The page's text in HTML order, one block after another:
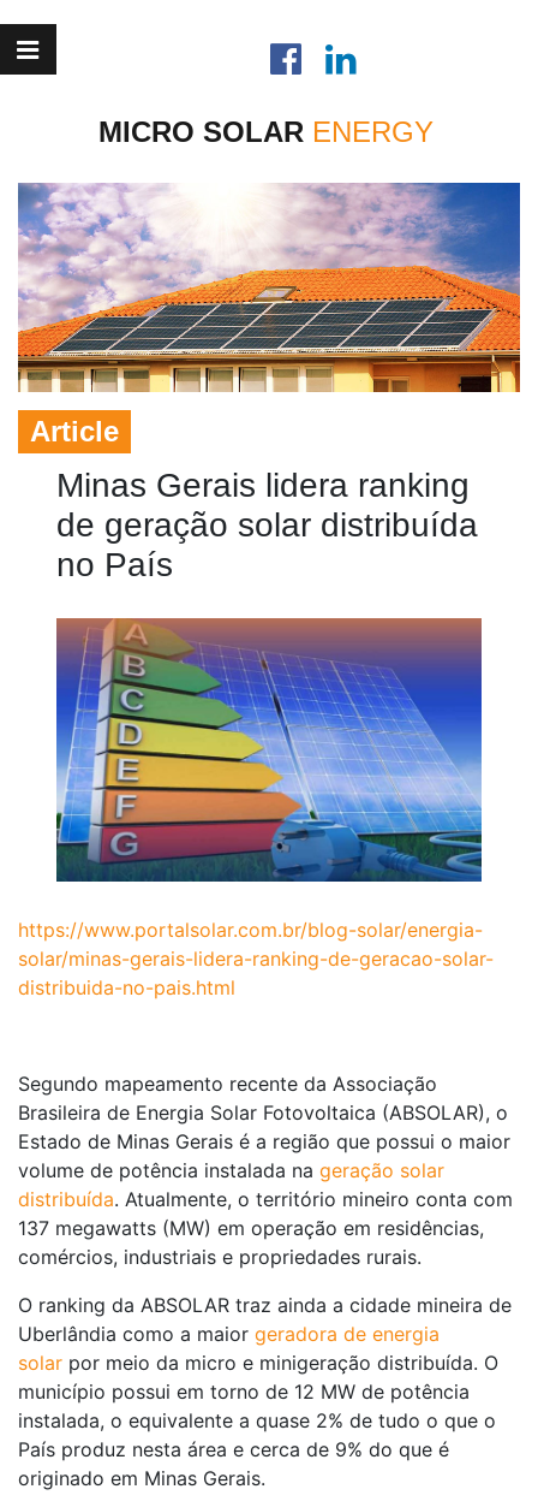
MICRO SOLAR
Article
Minas Gerais lidera ranking
de geração solar distribuída
no País
https://www.portalsolar.com.br/blog-solar/energia-
solar/minas-gerais-lidera-ranking-de-geracao-solar-
distribuida-no-pais.html
Segundo mapeamento recente da Associação
Brasileira de Energia Solar Fotovoltaica (ABSOLAR), o
Estado de Minas Gerais é a região que possui o maior
volume de potência instalada na geração solar
distribuída. Atualmente, o território mineiro conta com
137 megawatts (MW) em operação em residências,
comércios, industriais e propriedades rurais.
O ranking da ABSOLAR traz ainda a cidade mineira de
Uberlândia como a maior geradora de energia
solar por meio da micro e minigeração distribuída. O
município possui em torno de 12 MW de potência
instalada, o equivalente a quase 2% de tudo o que o
País produz nesta área e cerca de 9% do que é
originado em Minas Gerais.